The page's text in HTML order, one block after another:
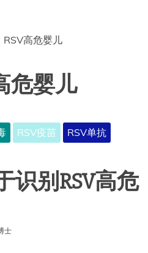
RSV高危婴儿
危婴儿
RSV疫苗
RSV单抗
识别RSV高危
士